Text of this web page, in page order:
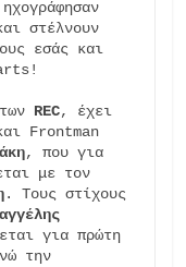
στέλνουν
εσάς και
REC, έχει
Frontman
, που για
με τον
. Τους στίχους
για πρώτη
την